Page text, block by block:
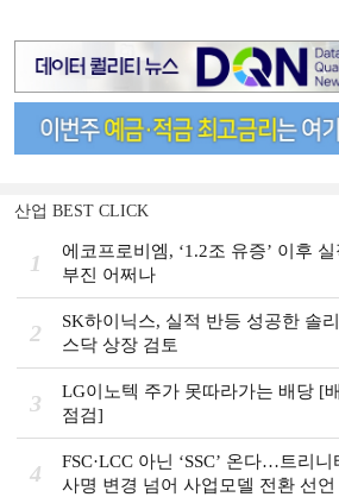
산업 BEST CLICK
1
에코프로비엠, ‘1.2조 유증’ 이후
부진 어쩌나
2
SK하이닉스, 실적 반등 성공한 솔
스닥 상장 검토
3
LG이노텍 주가 못따라가는 배당 [
점검]
4
FSC·LCC 아닌 ‘SSC’ 온다…트리니
사명 변경 넘어 사업모델 전환 선언